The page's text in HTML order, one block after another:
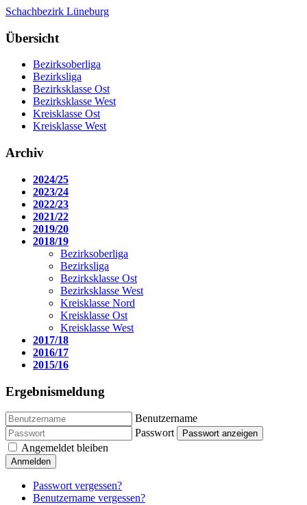
Schachbezirk Lüneburg
Übersicht
Bezirksoberliga
Bezirksliga
Bezirksklasse Ost
Bezirksklasse West
Kreisklasse Ost
Kreisklasse West
Archiv
2024/25
2023/24
2022/23
2021/22
2019/20
2018/19
Bezirksoberliga
Bezirksliga
Bezirksklasse Ost
Bezirksklasse West
Kreisklasse Nord
Kreisklasse Ost
Kreisklasse West
2017/18
2016/17
2015/16
Ergebnismeldung
Benutzername
Passwort
Passwort anzeigen
Angemeldet bleiben
Anmelden
Passwort vergessen?
Benutzername vergessen?